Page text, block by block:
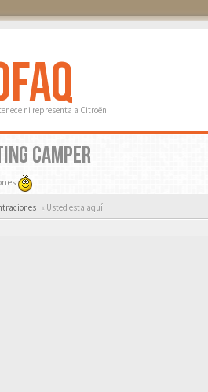
ni representa a Citroën.
CAMPER
« Usted esta aquí